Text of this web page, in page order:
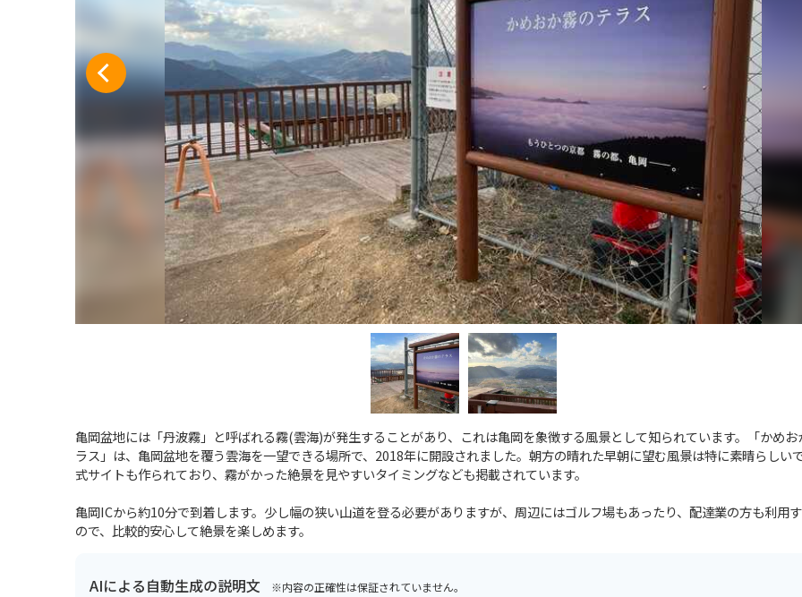
亀岡盆地には「丹波霧」と呼ばれる霧(雲海)が発生することがあり、これは亀岡を象徴する風景として知られています。「かめお
ラス」は、亀岡盆地を覆う雲海を一望できる場所で、2018年に開設されました。朝方の晴れた早朝に望む風景は特に素晴らしい
式サイトも作られており、霧がかった絶景を見やすいタイミングなども掲載されています。
亀岡ICから約10分で到着します。少し幅の狭い山道を登る必要がありますが、周辺にはゴルフ場もあったり、配達業の方も利用
ので、比較的安心して絶景を楽しめます。
AIによる自動生成の説明文 ※内容の正確性は保証されていません。